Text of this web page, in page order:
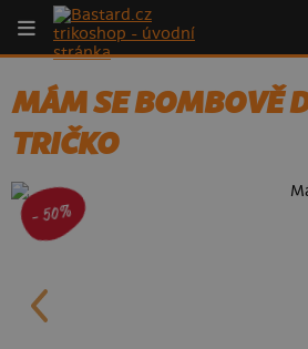
MÁM SE BOMBOVĚ
TRIČKO
- 50%